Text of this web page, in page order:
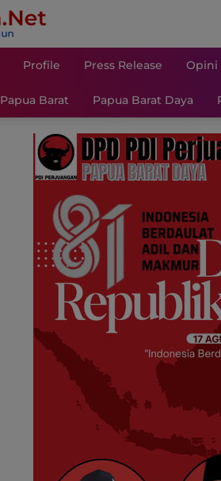
Profile Press Release Opini
Papua Barat Papua Barat Daya